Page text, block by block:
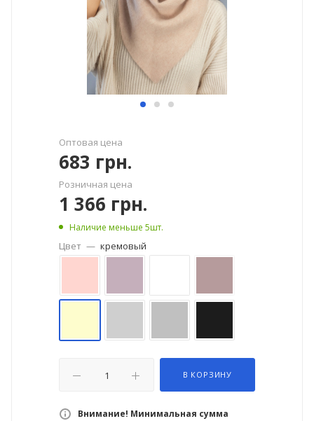
Оптовая цена
683 грн.
Розничная цена
1 366 грн.
Наличие меньше 5шт.
Цвет — кремовый
В КОРЗИНУ
Внимание! Минимальная сумма